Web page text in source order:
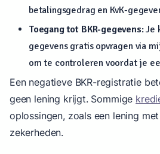
betalingsgedrag en KvK-
Toegang tot BKR-gegevens: Je
gegevens gratis opvragen via
om te controleren voordat je
Een negatieve BKR-registratie
geen lening krijgt. Sommige
oplossingen, zoals een lening
zekerheden.